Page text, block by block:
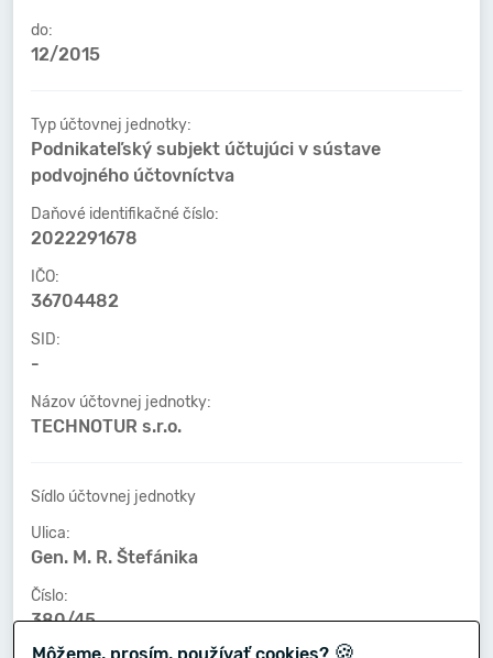
do:
12/2015
Typ účtovnej jednotky:
Podnikateľský subjekt účtujúci v sústave
podvojného účtovníctva
Daňové identifikačné číslo:
2022291678
IČO:
36704482
SID:
-
Názov účtovnej jednotky:
TECHNOTUR s.r.o.
Sídlo účtovnej jednotky
Ulica:
Gen. M. R. Štefánika
Číslo:
380/45
🍪